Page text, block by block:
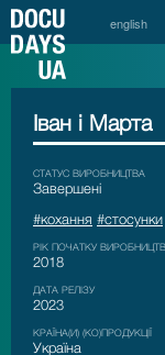
english
Іван і Марта
СТАТУС ВИРОБНИЦТВА
Завершені
#кохання #стосунки
РІК ПОЧАТКУ
2018
ДАТА РЕЛІЗУ
2023
КРАЇНА(И) (КО)ПРОДУКЦІЇ
Україна